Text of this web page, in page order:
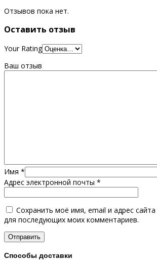
Отзывов пока нет.
Оставить отзыв
Your Rating
Ваш отзыв
Имя *
Адрес электронной почты *
Сохранить моё имя, email и адрес
для последующих моих комментариев.
Способы доставки